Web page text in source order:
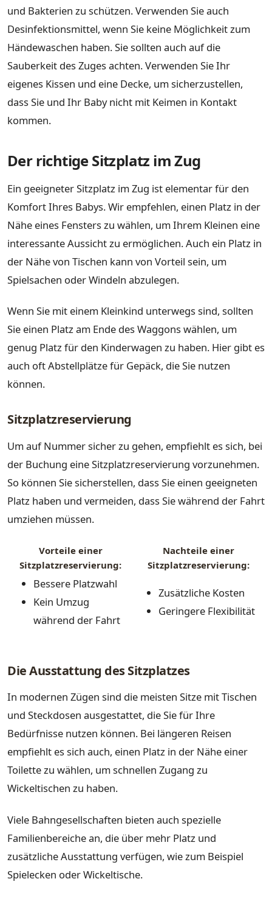
und Bakterien zu schützen. Verwenden Sie auch
Desinfektionsmittel, wenn Sie keine Möglichkeit zum
Händewaschen haben. Sie sollten auch auf die
Sauberkeit des Zuges achten. Verwenden Sie Ihr
eigenes Kissen und eine Decke, um sicherzustellen,
dass Sie und Ihr Baby nicht mit Keimen in Kontakt
kommen.
Der richtige Sitzplatz im Zug
Ein geeigneter Sitzplatz im Zug ist elementar für den
Komfort Ihres Babys. Wir empfehlen, einen Platz in der
Nähe eines Fensters zu wählen, um Ihrem Kleinen eine
interessante Aussicht zu ermöglichen. Auch ein Platz in
der Nähe von Tischen kann von Vorteil sein, um
Spielsachen oder Windeln abzulegen.
Wenn Sie mit einem Kleinkind unterwegs sind, sollten
Sie einen Platz am Ende des Waggons wählen, um
genug Platz für den Kinderwagen zu haben. Hier gibt es
auch oft Abstellplätze für Gepäck, die Sie nutzen
können.
Sitzplatzreservierung
Um auf Nummer sicher zu gehen, empfiehlt es sich, bei
der Buchung eine Sitzplatzreservierung vorzunehmen.
So können Sie sicherstellen, dass Sie einen geeigneten
Platz haben und vermeiden, dass Sie während der Fahrt
umziehen müssen.
Vorteile einer
Sitzplatzreservierung:
Nachteile einer
Sitzplatzreservierung:
Bessere Platzwahl
Kein Umzug
während der Fahrt
Zusätzliche Kosten
Geringere Flexibilität
Die Ausstattung des Sitzplatzes
In modernen Zügen sind die meisten Sitze mit Tischen
und Steckdosen ausgestattet, die Sie für Ihre
Bedürfnisse nutzen können. Bei längeren Reisen
empfiehlt es sich auch, einen Platz in der Nähe einer
Toilette zu wählen, um schnellen Zugang zu
Wickeltischen zu haben.
Viele Bahngesellschaften bieten auch spezielle
Familienbereiche an, die über mehr Platz und
zusätzliche Ausstattung verfügen, wie zum Beispiel
Spielecken oder Wickeltische.